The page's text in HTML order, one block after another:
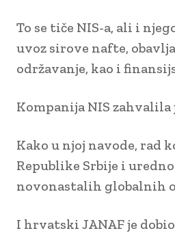
To se tiče NIS-a, ali i
uvoz sirove nafte,
održavanje, kao i
Kompanija NIS
Kako u njoj navode, rad
Republike Srbije i
novonastalih globalnih
I hrvatski JANAF je